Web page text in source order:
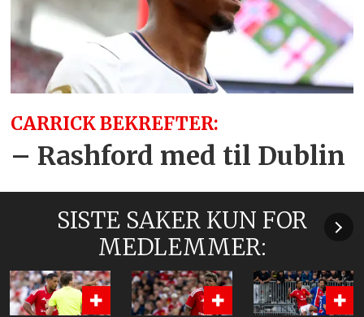
CARRICK BEKREFTER:
– Rashford med til Dublin
SISTE SAKER KUN FOR
MEDLEMMER: